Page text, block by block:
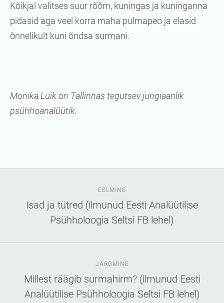
Kõikjal valitses suur rõõm, kuningas ja kuninganna
pidasid aga veel korra maha pulmapeo ja elasid
õnnelikult kuni õndsa surmani.
Monika Luik on Tallinnas tegutsev jungiaanlik
psühhoanalüütik.
EELMINE
Isad ja tütred (ilmunud Eesti Analüütilise
Psühholoogia Seltsi FB lehel)
JÄRGMINE
Millest räägib surmahirm? (ilmunud Eesti
Analüütilise Psühholoogia Seltsi FB lehel)